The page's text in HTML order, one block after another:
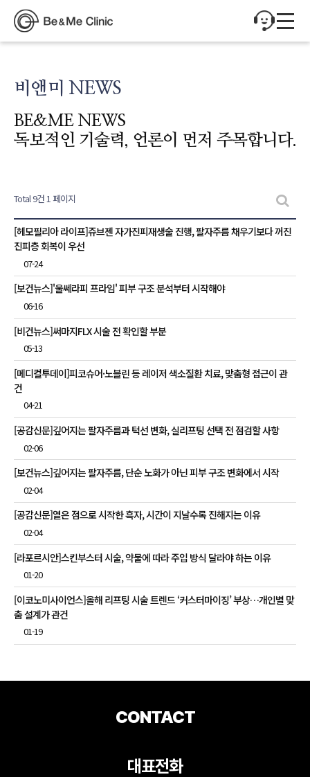
비앤미 NEWS
BE&ME NEWS
독보적인 기술력, 언론이 먼저 주목합니다.
Total 9건 1 페이지
비앤미 NEWS 목록
[헤모필리아 라이프]쥬브젠 자가진피재생술 진행, 팔자주름 채우기보다 꺼진
진피층 회복이 우선
07-24
[보건뉴스]'울쎄라피 프라임' 피부 구조 분석부터 시작해야
06-16
[비건뉴스]써마지FLX 시술 전 확인할 부분
05-13
[메디컬투데이]피코슈어·노블린 등 레이저 색소질환 치료, 맞춤형 접근이 관
건
04-21
[공감신문]깊어지는 팔자주름과 턱선 변화, 실리프팅 선택 전 점검할 사항
02-06
[보건뉴스]깊어지는 팔자주름, 단순 노화가 아닌 피부 구조 변화에서 시작
02-04
[공감신문]옅은 점으로 시작한 흑자, 시간이 지날수록 진해지는 이유
02-04
[라포르시안]스킨부스터 시술, 약물에 따라 주입 방식 달라야 하는 이유
01-20
[이코노미사이언스]올해 리프팅 시술 트렌드 ‘커스터마이징’ 부상…개인별 맞
춤 설계가 관건
01-19
CONTACT
대표전화